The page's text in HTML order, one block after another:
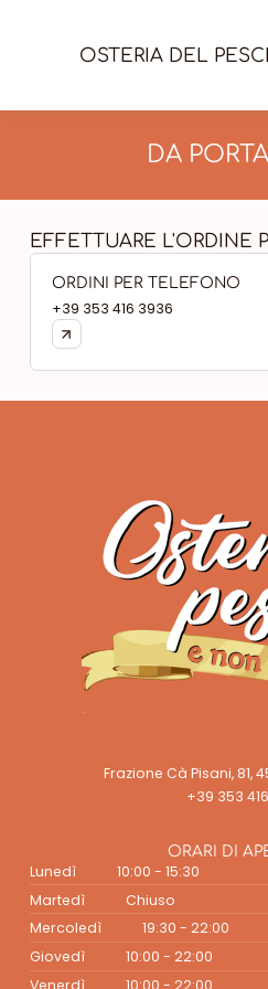
OSTERIA DEL
DA
EFFETTUARE L'ORDINE
ORDINI PER TELEFONO
+39 353 416 3936
Frazione Cà Pisani, 81,
+39 353
ORARI DI
Lunedì
10:00 - 15:30
Martedì
Chiuso
Mercoledì
19:30 - 22:00
Giovedì
10:00 - 22:00
Venerdì
10:00 - 22:00